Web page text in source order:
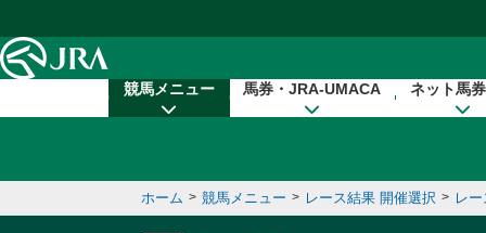
競馬メニュー 馬券・JRA-UMACA ネット馬
ホーム > 競馬メニュー > レース結果 開催選択 > レ